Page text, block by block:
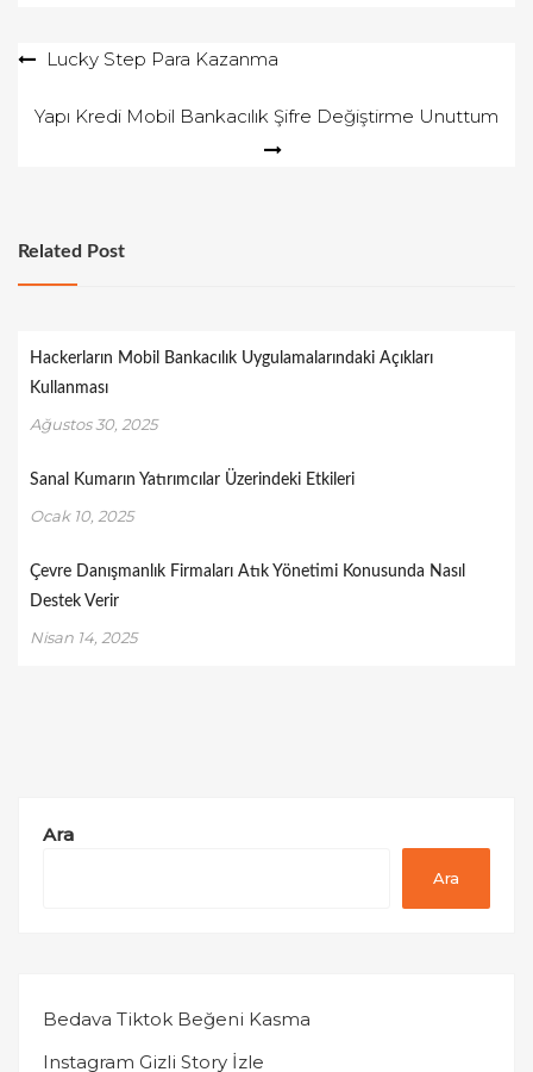
d
n
YazıLucky Step Para Kazanma
Yapı Kredi Mobil Bankacılık Şifre Değiştirme Unuttum
Related Post
Hackerların Mobil Bankacılık Uygulamalarındaki Açıkları
Kullanması
Ağustos 30, 2025
Sanal Kumarın Yatırımcılar Üzerindeki Etkileri
Ocak 10, 2025
Çevre Danışmanlık Firmaları Atık Yönetimi Konusunda Nasıl
Destek Verir
Nisan 14, 2025
Ara
Ara
Bedava Tiktok Beğeni Kasma
Instagram Gizli Story İzle